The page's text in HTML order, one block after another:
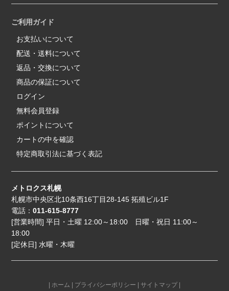
ご利用ガイド
お支払いについて
配送・送料について
返品・交換について
商品の保証について
ログイン
無料会員登録
ポイントについて
カートの中を確認
特定商取引法に基づく表記
メトロクス札幌
札幌市中央区北10条西16丁目28-145 拓殖ビル1F
電話：011-615-8777
[営業時間] 平日・土曜 12:00～18:00 日曜・祝日 11:00～
18:00
[定休日] 水曜・木曜
| ホーム | プライバシーポリシー | サイトマップ |